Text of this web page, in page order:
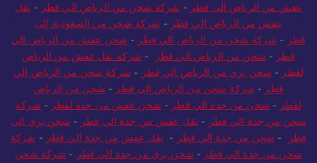
عفش من الرياض الي قطر - شركة شحن من الرياض الي قطر - نقل
عفش من الرياض الي قطر - شركة شحن من السعودية إلى
قطر - شركة شحن من الرياض الي قطر - شحن عفش من الرياض الي
قطر - شحن من الرياض الي قطر - شركة نقل عفش من الرياض
لقطر - شحن بري من الرياض الي قطر - شركة شحن من الرياض الي
قطر - شركة شحن من الرياض إلى قطر - شحن من الرياض
لقطر - شحن من جدة الي قطر - شحن عفش من جدة لقطر - شركة
شحن من جدة الي قطر - نقل عفش من جدة الي قطر - شحن بري الى
قطر
- شحن من جدة الي قطر - نقل عفش من جدة الي قطر - شركة
شحن من جدة الي قطر - شحن بري من جدة الي قطر - شركة شحن